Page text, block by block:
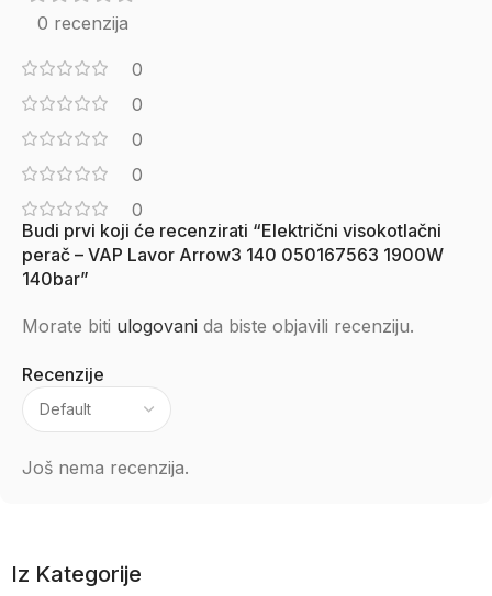
0 recenzija
0
0
0
0
0
Recenzije
Još nema recenzija.
Budi prvi koji će recenzirati “Električni visokotlačni
perač – VAP Lavor Arrow3 140 050167563 1900W
140bar”
Morate biti ulogovani da biste objavili recenziju.
Iz Kategorije